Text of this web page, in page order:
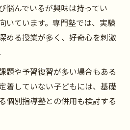
悩んでいるが興味は持ってい
いています。専門塾では、実験
める授業が多く、好奇心を刺激
題や予習復習が多い場合もある
着していない子どもには、基礎
個別指導塾との併用も検討する